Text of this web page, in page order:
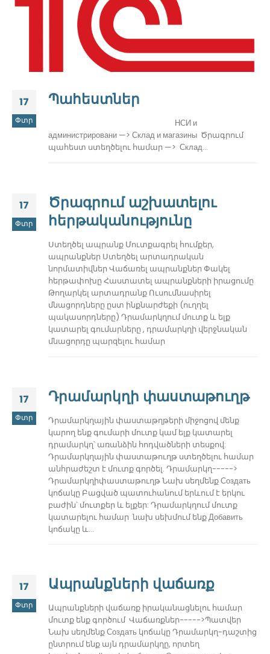
17
Փտր
Պահեստներ
НСИ и
администрировани —> Склад и магазины Ծրագրում
պահեստ ստեղծելու համար —> Склад...
17
Փտր
Ծրագրում աշխատելու
հերթականությունը
Ստեղծել ապրանք Մուտքագրել հումքեր,
ապրանքներ Ստեղծել արտադրական
նորմատիվներ Վաճառել ապրանքներ Փակել
հերթափոխը Հաստատել ապրանքների իրացումը
Թողարկել արտադրանք Ուսումնասիրել
մնացորդները ըստ ինքնարժեքի (ուղղել
պակասորդները) Դրամարկղում մուտք և ելք
կատարել գումարները , դրամարկղի վերջնական
մնացորդը պարզելու համար
17
Փտր
Դրամարկղի փաստաթուղթ
Դրամարկղային փաստաթղթերի միջոցով մենք
կարող ենք գումարի մուտք կամ ելք կատարել
դրամարկղ՝ առանձին հոդվածների տեսքով:
Դրամարկղային փաստաթուղթ ստեղծելու համար
անհրաժեշտ է մուտք գործել. Դրամարկղ----->
Դրամարկղիփաստաթուղթ Նախ սեղմենք Создать
կոճակը Բացված պատուհանում երևում է երկու
բաժին՝ մուտքեր և ելքեր: Դրամարկղում մուտք
կատարելու համար նախ սեխմում ենք Добавить
կոճակը և...
17
Փտր
Ապրանքների վաճառք
Ապրանքների վաճառք իրականացնելու համար
մուտք ենք գործում Վաճառքներ----->Պատվեր
Նախ սեղմենք Создать կոճակը Դրամարկղ-դաշտից
ընտրում ենք այն դրամարկղը, որտեղ